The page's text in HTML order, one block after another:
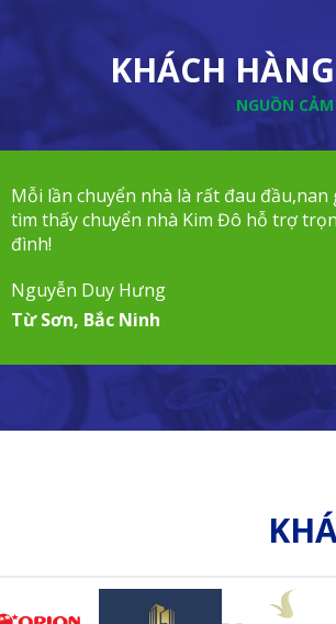
KHÁCH
NGUỒN
Mỗi lần chuyển nhà là rất đau đầu,nan
tìm thấy chuyển nhà Kim Đô hỗ trợ
đình!
Nguyễn Duy Hưng
Từ Sơn, Bắc Ninh